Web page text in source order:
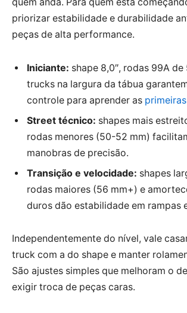
priorizar estabilidade e durabilidade
peças de alta performance.
Iniciante: shape 8,0″, rodas 99A
trucks na largura da tábua
controle para aprender as
Street técnico: shapes mais
rodas menores (50-52 mm)
manobras de precisão.
Transição e velocidade: shapes
rodas maiores (56 mm+) e
duros dão estabilidade em rampas
Independentemente do nível, vale
truck com a do shape e manter
São ajustes simples que melhoram o
exigir troca de peças caras.